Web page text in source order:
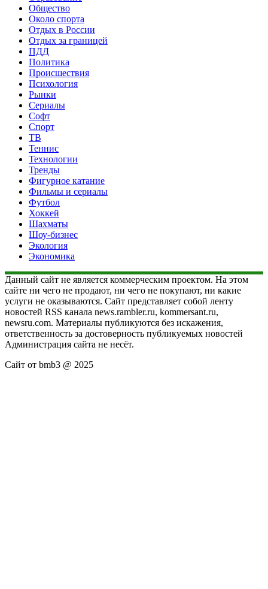
Общество
Около спорта
Отдых в России
Отдых за границей
ПДД
Политика
Происшествия
Психология
Рынки
Сериалы
Софт
Спорт
ТВ
Теннис
Технологии
Тренды
Фигурное катание
Фильмы и сериалы
Футбол
Хоккей
Шахматы
Шоу-бизнес
Экология
Экономика
Данный сайт не является коммерческим проектом. На этом
сайте ни чего не продают, ни чего не покупают, ни какие
услуги не оказываются. Сайт представляет собой ленту
новостей RSS канала news.rambler.ru, kommersant.ru,
newsru.com. Материалы публикуются без искажения,
ответственность за достоверность публикуемых новостей
Администрация сайта не несёт.
Сайт от bmb3 @ 2025